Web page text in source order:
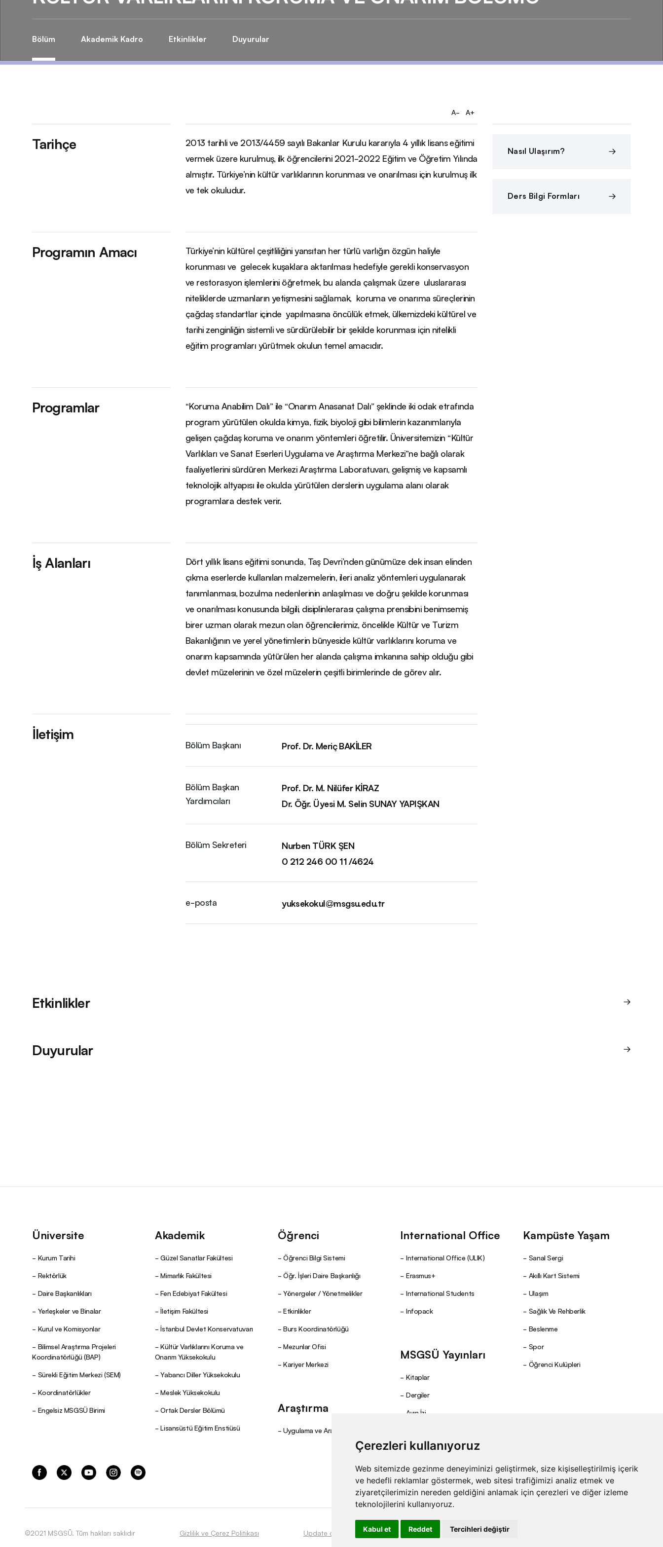
Çerezleri kullanıyoruz
Web sitemizde gezinme deneyiminizi geliştirmek, size kişiselleştirilmiş içerik
ve hedefli reklamlar göstermek, web sitesi trafiğimizi analiz etmek ve
ziyaretçilerimizin nereden geldiğini anlamak için çerezleri ve diğer izleme
teknolojilerini kullanıyoruz.
Kabul et Reddet Tercihleri değiştir
Bölüm Akademik Kadro Etkinlikler Duyurular
A- A+
Tarihçe
2013 tarihli ve 2013/4459 sayılı Bakanlar Kurulu kararıyla 4 yıllık lisans eğitimi
vermek üzere kurulmuş, ilk öğrencilerini 2021-2022 Eğitim ve Öğretim Yılında
almıştır. Türkiye’nin kültür varlıklarının korunması ve onarılması için kurulmuş ilk
ve tek okuludur.
Programın Amacı
Türkiye’nin kültürel çeşitliliğini yansıtan her türlü varlığın özgün haliyle
korunması ve gelecek kuşaklara aktarılması hedefiyle gerekli konservasyon
ve restorasyon işlemlerini öğretmek, bu alanda çalışmak üzere uluslararası
niteliklerde uzmanların yetişmesini sağlamak, koruma ve onarıma süreçlerinin
çağdaş standartlar içinde yapılmasına öncülük etmek, ülkemizdeki kültürel ve
tarihi zenginliğin sistemli ve sürdürülebilir bir şekilde korunması için nitelikli
eğitim programları yürütmek okulun temel amacıdır.
Programlar
“Koruma Anabilim Dalı” ile “Onarım Anasanat Dalı” şeklinde iki odak etrafında
program yürütülen okulda kimya, fizik, biyoloji gibi bilimlerin kazanımlarıyla
gelişen çağdaş koruma ve onarım yöntemleri öğretilir. Üniversitemizin “Kültür
Varlıkları ve Sanat Eserleri Uygulama ve Araştırma Merkezi”ne bağlı olarak
faaliyetlerini sürdüren Merkezi Araştırma Laboratuvarı, gelişmiş ve kapsamlı
teknolojik altyapısı ile okulda yürütülen derslerin uygulama alanı olarak
programlara destek verir.
İş Alanları
Dört yıllık lisans eğitimi sonunda, Taş Devri’nden günümüze dek insan elinden
çıkma eserlerde kullanılan malzemelerin, ileri analiz yöntemleri uygulanarak
tanımlanması, bozulma nedenlerinin anlaşılması ve doğru şekilde korunması
ve onarılması konusunda bilgili, disiplinlerarası çalışma prensibini benimsemiş
birer uzman olarak mezun olan öğrencilerimiz, öncelikle Kültür ve Turizm
Bakanlığının ve yerel yönetimlerin bünyeside kültür varlıklarını koruma ve
onarım kapsamında yütürülen her alanda çalışma imkanına sahip olduğu gibi
devlet müzelerinin ve özel müzelerin çeşitli birimlerinde de görev alır.
İletişim
Bölüm Başkanı Prof. Dr. Meriç BAKİLER
Bölüm Başkan
Yardımcıları
Prof. Dr. M. Nilüfer KİRAZ
Dr. Öğr. Üyesi M. Selin SUNAY YAPIŞKAN
Bölüm Sekreteri
Nurben TÜRK ŞEN
0 212 246 00 11 /4624
e-posta yuksekokul@msgsu.edu.tr
Nasıl Ulaşırım?
Ders Bilgi Formları
Etkinlikler
Duyurular
Üniversite
Kurum Tarihi
Rektörlük
Daire Başkanlıkları
Yerleşkeler ve Binalar
Kurul ve Komisyonlar
Bilimsel Araştırma Projeleri
Koordinatörlüğü (BAP)
Sürekli Eğitim Merkezi (SEM)
Koordinatörlükler
Engelsiz MSGSÜ Birimi
Akademik
Güzel Sanatlar Fakültesi
Mimarlık Fakültesi
Fen Edebiyat Fakültesi
İletişim Fakültesi
İstanbul Devlet Konservatuvarı
Kültür Varlıklarını Koruma ve
Onarım Yüksekokulu
Yabancı Diller Yüksekokulu
Meslek Yüksekokulu
Ortak Dersler Bölümü
Lisansüstü Eğitim Enstiüsü
Öğrenci
Öğrenci Bilgi Sistemi
Öğr. İşleri Daire Başkanlığı
Yönergeler / Yönetmelikler
Etkinlikler
Burs Koordinatörlüğü
Mezunlar Ofisi
Kariyer Merkezi
Araştırma
Uygulama ve Araştırma Merkezleri
International Office
International Office (ULIK)
Erasmus+
International Students
Infopack
MSGSÜ Yayınları
Kitaplar
Dergiler
Ayın İzi
Kampüste Yaşam
Sanal Sergi
Akıllı Kart Sistemi
Ulaşım
Sağlık Ve Rehberlik
Beslenme
Spor
Öğrenci Kulüpleri
©2021 MSGSÜ. Tüm hakları saklıdır Gizlilik ve Çerez Politikası Update cookies preferences